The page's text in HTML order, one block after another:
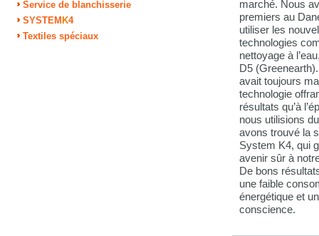
Service de blanchisserie
SYSTEM K4
Textiles spéciaux
marché. Nous
premiers au
utiliser les
technologies
nettoyage à
D5
avait toujours
technologie
résultats qu’à
nous utilisions
avons trouvé la
System K4, qui
avenir sûr à
De bons
une faible
énergétique et
conscience.